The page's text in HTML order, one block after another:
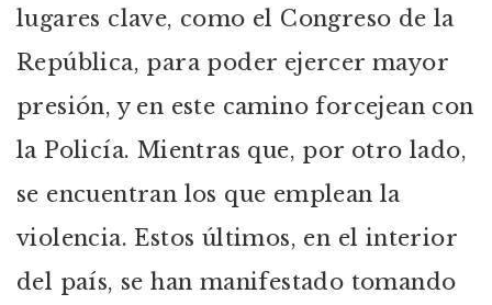
lugares clave, como el Congreso de la
República, para poder ejercer mayor
presión, y en este camino forcejean con
la Policía. Mientras que, por otro lado,
se encuentran los que emplean la
violencia. Estos últimos, en el interior
del país, se han manifestado tomando